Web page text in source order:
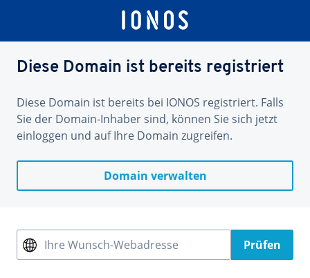
Diese Domain ist bereits registriert
Diese Domain ist bereits bei IONOS registriert. Falls
Sie der Domain-Inhaber sind, können Sie sich jetzt
einloggen und auf Ihre Domain zugreifen.
Domain verwalten
Ihre Wunsch-Webadresse Prüfen